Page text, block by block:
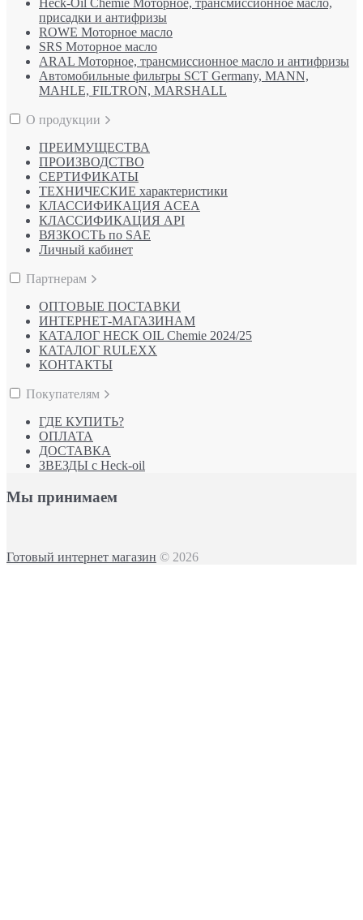
Heck-Oil Chemie Моторное, трансмиссионное масло,
присадки и антифризы
ROWE Моторное масло
SRS Моторное масло
ARAL Моторное, трансмиссионное масло и антифризы
Автомобильные фильтры SCT Germany, MANN,
MAHLE, FILTRON, MARSHALL
О продукции
ПРЕИМУЩЕСТВА
ПРОИЗВОДСТВО
СЕРТИФИКАТЫ
ТЕХНИЧЕСКИЕ характеристики
КЛАССИФИКАЦИЯ ACEA
КЛАССИФИКАЦИЯ API
ВЯЗКОСТЬ по SAE
Личный кабинет
Партнерам
ОПТОВЫЕ ПОСТАВКИ
ИНТЕРНЕТ-МАГАЗИНАМ
КАТАЛОГ HECK OIL Chemie 2024/25
КАТАЛОГ RULEXX
КОНТАКТЫ
Покупателям
ГДЕ КУПИТЬ?
ОПЛАТА
ДОСТАВКА
ЗВЕЗДЫ с Heck-oil
Мы принимаем
Готовый интернет магазин © 2026